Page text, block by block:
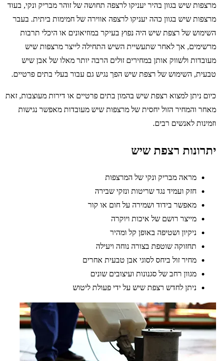
מרצפות שיש בגוון בהיר יעניקו לרצפה תחושה של זוהר מבריק ונקי, בעוד
מרצפות שיש בגוון כהה יעניקו לרצפה אווירה של חמימות ביתית. בעבר
השימוש של רצפת שיש היה נפוץ בעיקר במוזיאונים או היכלי תרבות
מרשימים, אך לאחר שתעשיית השיש התחילה לייצר מרצפות שיש
מעובדות ולשווק אותן במחירים זולים הרבה יותר מאלו של אבן שיש
טבעית, השימוש של רצפת שיש הפך נגיש גם עבור בעלי בתים פרטיים.
כיום ניתן למצוא רצפת שיש בהמון בתים פרטיים או דירות מעוצבות, זאת
מאחר והמחיר הזול יחסית של מרצפות שיש מעובדות מאפשר נגישות
וזמינות לאנשים רבים.
יתרונות רצפת שיש
מראה מבריק ונקי של המרצפות
חזק ועמיד נגד שריטות ונזקי שבירה
מאפשר בידוד ושמירה על חום או קור
מייצר רושם של איכות ויוקרה
ניקיון ושטיפה באופן קל ומהיר
תחזוקה שוטפת בצורה נוחה ויעילה
מחיר זול ביחס לסוגי אבן טבעית אחרים
מגוון רחב של סגנונות ועיצובים שונים
ניתן לחדש רצפת שיש על ידי פעולת ליטוש